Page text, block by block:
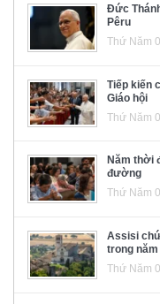
Đức
Pêru
Thứ Năm
Tiếp kiến
Giáo hội
Thứ Năm
Năm thời
đường
Thứ Năm
Assisi
trong
Thứ Năm